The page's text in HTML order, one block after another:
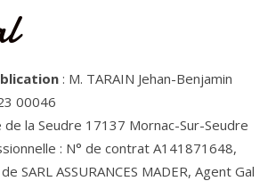
: M. TARAIN Jehan-Benjamin
00046
la Seudre 17137 Mornac-Sur-Seudre
: N° de contrat A141871648,
SARL ASSURANCES MADER, Agent Gal